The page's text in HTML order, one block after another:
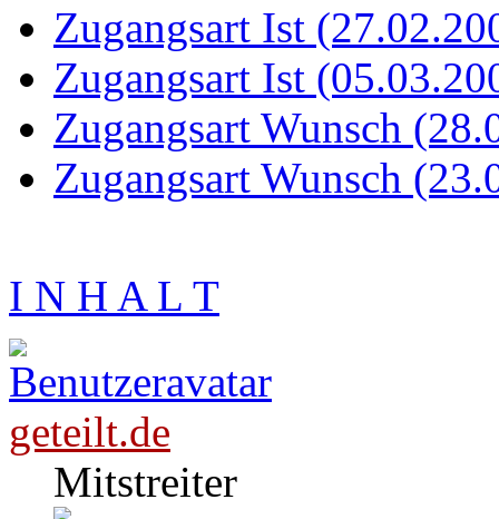
Zugangsart Ist
Zugangsart Ist
Zugangsart Wunsch
Zugangsart Wunsch
I N H A L T
geteilt.de
Mitstreiter